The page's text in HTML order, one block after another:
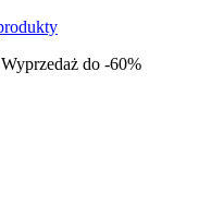
Wyprzedaż do -60%